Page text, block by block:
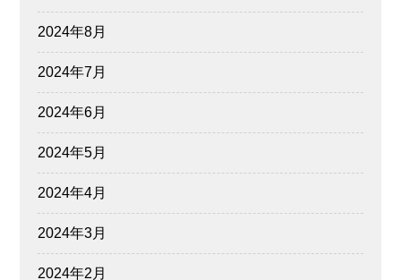
2024年8月
2024年7月
2024年6月
2024年5月
2024年4月
2024年3月
2024年2月